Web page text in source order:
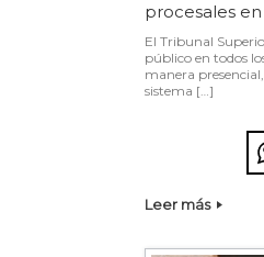
procesales
El Tribunal
público en todos
manera
sistema […]
Leer más